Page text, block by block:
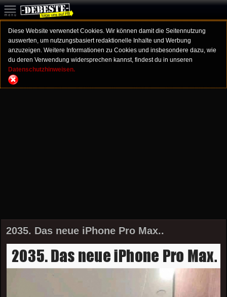
Diese Website verwendet Cookies. Wir können damit die Seitennutzung
auswerten, um nutzungsbasiert redaktionelle Inhalte und Werbung
anzuzeigen. Weitere Informationen zu Cookies und insbesondere dazu, wie
du deren Verwendung widersprechen kannst, findest du in unseren
Datenschutzhinweisen.
2035. Das neue iPhone Pro Max..